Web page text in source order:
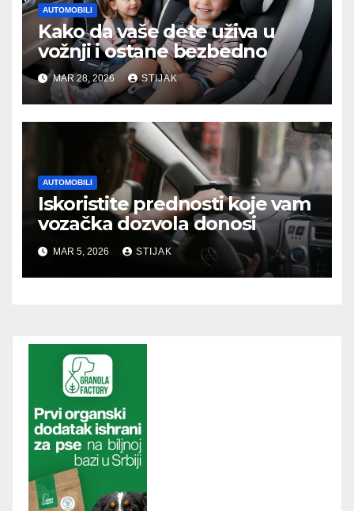
AUTOMOBILI
Kako da vaše dete uživa u
vožnji i ostane bezbedno
MAR 28, 2026 STIJAK
AUTOMOBILI
Iskoristite prednosti koje vam
vozačka dozvola donosi
MAR 5, 2026 STIJAK